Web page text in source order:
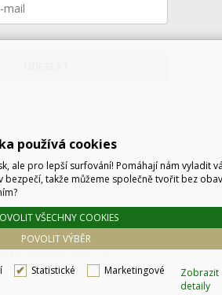
CyberSoft s.r.o.
povinen vystavit kupujícímu účtenku. Zároveň
tržbu u správce daně online, v případě technického
používá cookies
ale pro lepší surfování! Pomáhají nám vyladit
bezpečí, takže můžeme společně tvořit bez
POVOLIT VÝBĚR
POVOLIT VŠECHNY COOKIES
Statistické
Marketingové
Zobrazit
detaily